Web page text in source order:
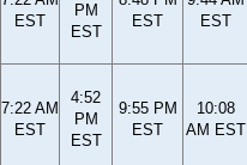
EST
PM
EST
EST
EST
7:22 AM
EST
4:52
PM
EST
9:55 PM
EST
10:08
AM EST